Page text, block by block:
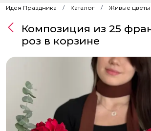
Идея Праздника Каталог Живые цветы
Композиция из 25
роз в корзине